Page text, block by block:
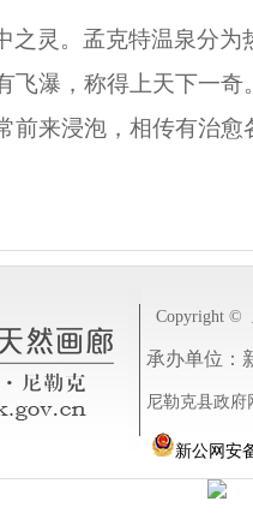
之灵。孟克特温泉分
飞瀑，称得上天下一奇
前来浸泡，相传有治
Copyright ©
承办单位：
尼勒克县政府
新公网安